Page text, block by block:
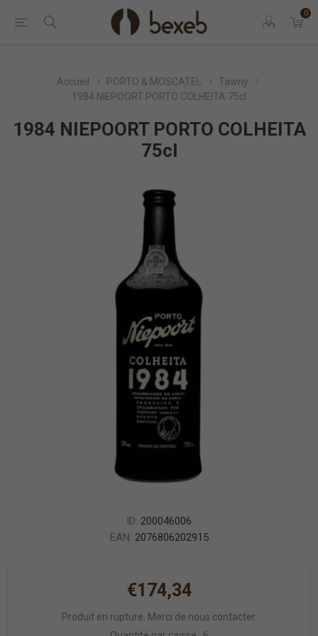
0
Accueil PORTO & MOSCATEL
Tawny
1984 NIEPOORT PORTO COLHEITA 75cl
1984 NIEPOORT PORTO COLHEITA
75cl
ID: 200046006
EAN: 2076806202915
€174,34
Produit en rupture. Merci de nous contacter.